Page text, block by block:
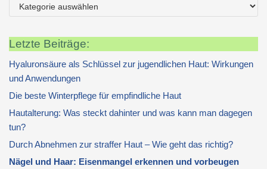
Letzte Beiträge:
Hyaluronsäure als Schlüssel zur jugendlichen Haut: Wirkungen
und Anwendungen
Die beste Winterpflege für empfindliche Haut
Hautalterung: Was steckt dahinter und was kann man dagegen
tun?
Durch Abnehmen zur straffer Haut – Wie geht das richtig?
Nägel und Haar: Eisenmangel erkennen und vorbeugen